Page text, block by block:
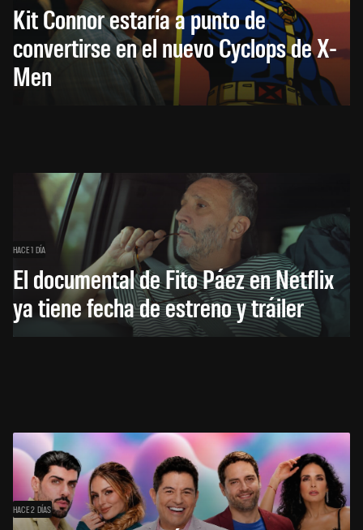
Kit Connor estaría a punto de
convertirse en el nuevo Cyclops de X-
Men
HACE 1 DÍA
El documental de Fito Páez en Netflix
ya tiene fecha de estreno y tráiler
HACE 2 DÍAS